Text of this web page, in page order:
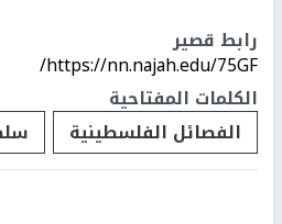
رابط قصير
https://nn.najah.edu/75GF/
الكلمات المفتاحية
الفصائل الفلسطينية